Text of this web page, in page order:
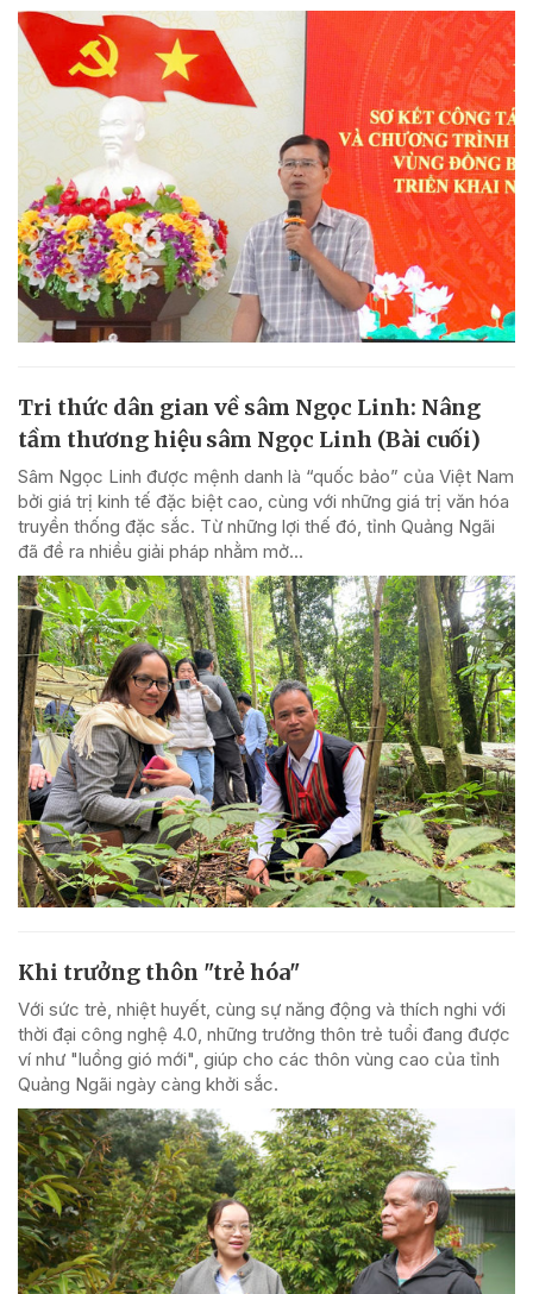
Tri thức dân gian về sâm Ngọc Linh: Nâng
tầm thương hiệu sâm Ngọc Linh (Bài cuối)
Sâm Ngọc Linh được mệnh danh là “quốc bảo” của Việt Nam
bởi giá trị kinh tế đặc biệt cao, cùng với những giá trị văn hóa
truyền thống đặc sắc. Từ những lợi thế đó, tỉnh Quảng Ngãi
đã đề ra nhiều giải pháp nhằm mở...
Khi trưởng thôn "trẻ hóa"
Với sức trẻ, nhiệt huyết, cùng sự năng động và thích nghi với
thời đại công nghệ 4.0, những trưởng thôn trẻ tuổi đang được
ví như "luồng gió mới", giúp cho các thôn vùng cao của tỉnh
Quảng Ngãi ngày càng khởi sắc.